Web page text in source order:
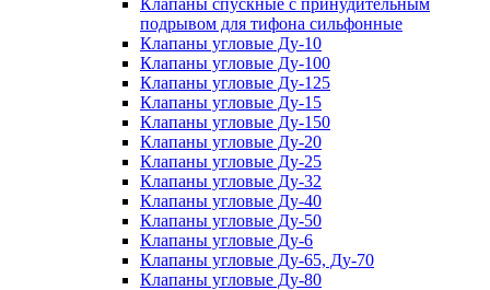
подрывом для тифона сильфонные
Клапаны угловые Ду-10
Клапаны угловые Ду-100
Клапаны угловые Ду-125
Клапаны угловые Ду-15
Клапаны угловые Ду-150
Клапаны угловые Ду-20
Клапаны угловые Ду-25
Клапаны угловые Ду-32
Клапаны угловые Ду-40
Клапаны угловые Ду-50
Клапаны угловые Ду-6
Клапаны угловые Ду-65, Ду-70
Клапаны угловые Ду-80